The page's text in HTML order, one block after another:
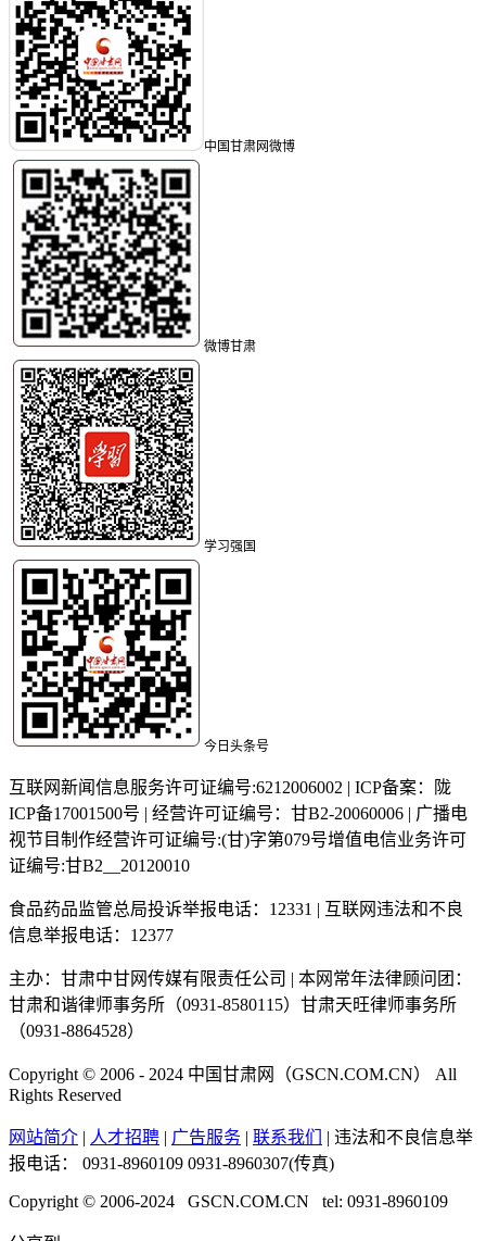
中国甘肃网微博
微博甘肃
学习强国
今日头条号
互联网新闻信息服务许可证编号:6212006002 | ICP备案：陇
ICP备17001500号 | 经营许可证编号：甘B2-20060006 | 广播电
视节目制作经营许可证编号:(甘)字第079号增值电信业务许可
证编号:甘B2__20120010
食品药品监管总局投诉举报电话：12331 | 互联网违法和不良
信息举报电话：12377
主办：甘肃中甘网传媒有限责任公司 | 本网常年法律顾问团：
甘肃和谐律师事务所（0931-8580115）甘肃天旺律师事务所
（0931-8864528）
Copyright © 2006 - 2024 中国甘肃网（GSCN.COM.CN） All
Rights Reserved
网站简介 | 人才招聘 | 广告服务 | 联系我们
| 违法和不良信息举
报电话：
0931-8960109 0931-8960307(传真)
Copyright © 2006-2024 GSCN.COM.CN tel: 0931-8960109